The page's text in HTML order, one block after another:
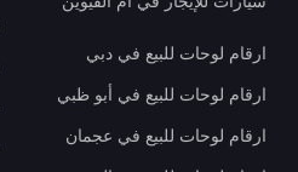
ارقام لوحات للبيع في دبي
ارقام لوحات للبيع في أبو ظبي
ارقام لوحات للبيع في عجمان